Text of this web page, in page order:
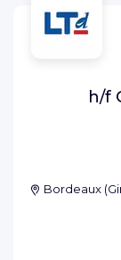
h/f
Bordeaux (